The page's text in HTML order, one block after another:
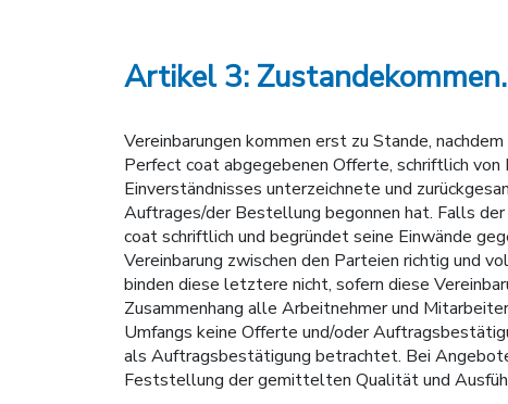
Artikel 3: Zustandekommen.
Vereinbarungen kommen erst zu Stande,
Perfect coat abgegebenen Offerte, schriftlich
Einverständnisses unterzeichnete und
Auftrages/der Bestellung begonnen hat. Falls
coat schriftlich und begründet seine Einwände
Vereinbarung zwischen den Parteien richtig und
binden diese letztere nicht, sofern diese
Zusammenhang alle Arbeitnehmer und
Umfangs keine Offerte und/oder
als Auftragsbestätigung betrachtet. Bei
Feststellung der gemittelten Qualität und